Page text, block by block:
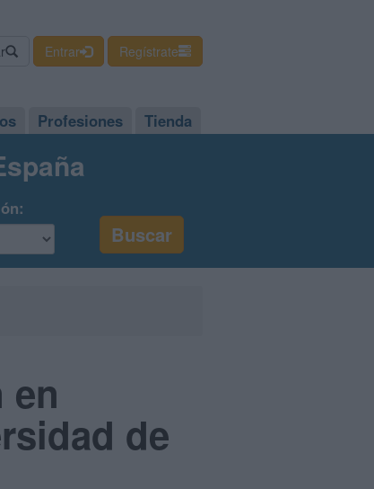
Entrar Regístrate
Profesiones Tienda
en
de